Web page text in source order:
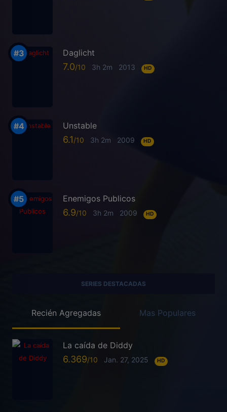
Daglicht
7.0 3h 2m 2013 HD
Unstable
6.1 3h 2m 2009 HD
Enemigos Publicos
6.9 3h 2m 2009 HD
SERIES DESTACADAS
Recién Agregadas Mas Populares
La caída de Diddy
6.369 Jan. 27, 2025 HD